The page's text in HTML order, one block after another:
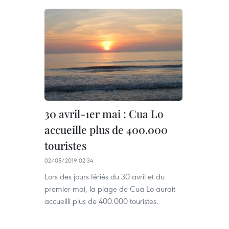
30 avril-1er mai : Cua Lo
accueille plus de 400.000
touristes
02/05/2019 02:34
Lors des jours fériés du 30 avril et du
premier-mai, la plage de Cua Lo aurait
accueilli plus de 400.000 touristes.